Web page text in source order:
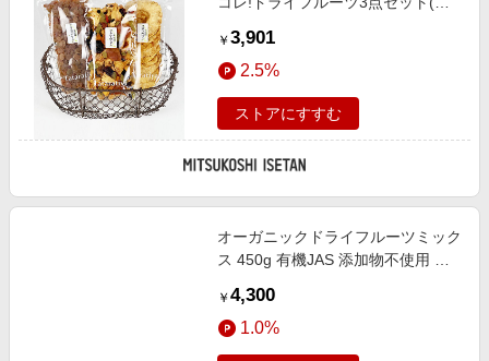
グルト用ミックス、生乾燥サンマス
カットレーズン) 食品【Web限定】
【三越伊勢丹/公式】
￥ 3,901
2.5%
ストアにすすむ
オーガニックドライフルーツミック
ス 450g 有機JAS 添加物不使用 レ
チェリー 保存袋付 ナチュラルキッ
￥ 4,300
1.0%